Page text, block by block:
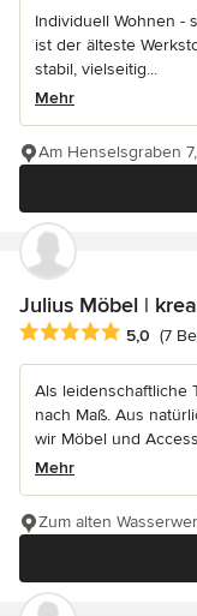
Individuell Wohnen -
ist der älteste
stabil, vielseitig...
Mehr
Am Henselsgraben
Julius Möbel |
Durchschnittliche
5,0 (7
Als leidenschaftliche
nach Maß. Aus
wir Möbel und
Mehr
Zum alten